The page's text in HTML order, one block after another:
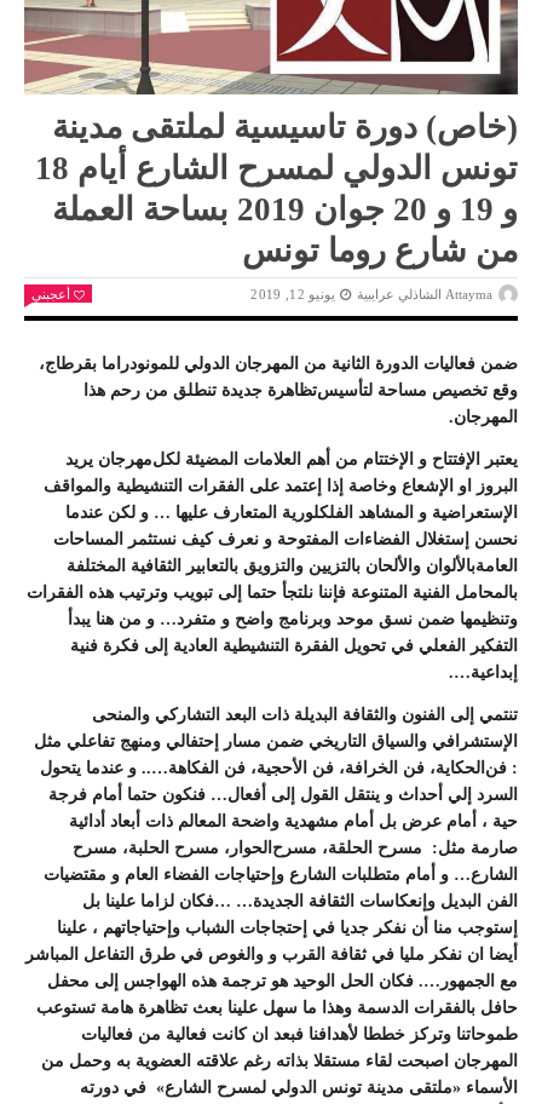
(خاص) دﻭﺭﺓ تاﺳﻴﺴﻴﺔ ﻟﻤﻠﺘﻘﻰ ﻣﺪﻳﻨﺔ
ﺗﻮﻧﺲ ﺍﻟﺪﻭﻟﻲ ﻟﻤﺴﺮﺡ ﺍﻟﺸﺎﺭﻉ ﺃﻳﺎﻡ 18
ﻭ 19 ﻭ 20 جوان 2019 ﺑﺴﺎﺣﺔ ﺍﻟﻌﻤﻠﺔ
من ﺷﺎﺭﻉ ﺭﻭﻣﺎ ﺗﻮﻧﺲ
Attayma الشاذلي عرايبية يونيو 12, 2019 أعجبني
ﺿﻤﻦ ﻓﻌﺎﻟﻴﺎﺕ ﺍﻟﺪﻭﺭﺓ ﺍﻟﺜﺎﻧﻴﺔ ﻣﻦ ﺍﻟﻤﻬﺮﺟﺎﻥ ﺍﻟﺪﻭﻟﻲ ﻟﻠﻤﻮﻧﻮﺩﺭﺍﻣﺎ ﺑﻘﺮﻃﺎﺝ،
ﻭﻗﻊ ﺗﺨﺼﻴﺺ ﻣﺴﺎﺣﺔ ﻟﺘﺄﺳﻴﺲﺗﻈﺎﻫﺮﺓ ﺟﺪﻳﺪﺓ ﺗﻨﻄﻠﻖ ﻣﻦ ﺭﺣﻢ ﻫﺬﺍ
ﺍﻟﻤﻬﺮﺟﺎﻥ.
ﻳﻌﺘﺒﺮ ﺍﻹﻓﺘﺘﺎﺡ ﻭ ﺍﻹﺧﺘﺘﺎﻡ ﻣﻦ ﺃﻫﻢ ﺍﻟﻌﻼﻣﺎﺕ ﺍﻟﻤﻀﻴﺌﺔ ﻟﻜﻞﻣﻬﺮﺟﺎﻥ يريد
البروز
او الإشعاع ﻭﺧﺎصة ﺇﺫﺍ ﺇﻋﺘﻤﺪ ﻋﻠﻰ ﺍﻟﻔﻘﺮﺍﺕ ﺍﻟﺘﻨﺸﻴﻄﻴﺔ ﻭﺍﻟﻤﻮﺍﻗﻒ
ﺍﻹﺳﺘﻌﺮﺍﺿﻴﺔ ﻭ ﺍﻟﻤﺸﺎﻫﺪ ﺍﻟﻔﻠﻜﻠﻮﺭﻳﺔ المتعارف عليها … ﻭ ﻟﻜﻦ ﻋﻨﺪﻣﺎ
ﻧﺤﺴﻦ ﺇﺳﺘﻐﻼﻝ ﺍﻟﻔﻀﺎءﺍﺕ ﺍﻟﻤﻔﺘﻮﺣﺔ ﻭ نعرف كيف نستثمر
ﺍﻟﻤﺴﺎﺣﺎﺕ
ﺍﻟﻌﺎﻣﺔبالألوان والألحان بالتزيين والتزويق ﺑﺎﻟﺘﻌﺎﺑﻴﺮ ﺍﻟﺜﻘﺎﻓﻴﺔ ﺍﻟﻤﺨﺘﻠﻔﺔ
باﻟﻤﺤﺎﻣﻞ ﺍﻟﻔﻨﻴﺔ ﺍﻟﻤﺘﻨﻮﻋﺔ ﻓﺈﻧﻨﺎ ﻧﻠﺘﺠﺄ ﺣﺘﻤﺎ ﺇﻟﻰ ﺗﺒﻮﻳﺐ وترتيب ﻫﺬﻩ ﺍﻟﻔﻘﺮﺍﺕ
وتنظيمها ﺿﻤﻦ ﻧﺴﻖ ﻣﻮﺣﺪ ﻭﺑﺮﻧﺎﻣﺞ واضح و ﻣﺘﻔﺮﺩ… ﻭ ﻣﻦ ﻫﻨﺎ ﻳﺒﺪﺃ
التفكير
الفعلي في ﺗﺤﻮﻳﻞ ﺍﻟﻔﻘﺮﺓ ﺍﻟﺘﻨﺸﻴﻄﻴﺔ العادية ﺇﻟﻰ ﻓﻜﺮﺓ فنية
ﺇﺑﺪﺍﻋﻴﺔ….
ﺗﻨﺘﻤﻲ ﺇﻟﻰ ﺍﻟﻔﻨﻮﻥ والثقافة ﺍﻟﺒﺪﻳﻠﺔ ﺫﺍﺕ ﺍﻟﺒﻌﺪ التشاركي والمنحى
الإستشرافي والسياق التاريخي ضمن مسار إحتفالي ومنهج تفاﻋﻠﻲ ﻣﺜﻞ
: ﻓﻦﺍﻟﺤﻜﺎﻳﺔ، ﻓﻦ ﺍﻟﺨﺮﺍﻓﺔ، ﻓﻦ ﺍﻷﺣﺠﻴﺔ، ﻓﻦ ﺍﻟﻔﻜﺎﻫﺔ….. ﻭ ﻋﻨﺪﻣﺎ ﻳﺘﺤﻮﻝ
ﺍﻟﺴﺮﺩ ﺇﻟﻲ أﺣﺪاﺙ ﻭ ﻳﻨﺘﻘﻞ ﺍﻟﻘﻮﻝ ﺇﻟﻰ أفعال… ﻓﻨﻜﻮﻥ حتما ﺃﻣﺎﻡ فرجة
حية ، أمام عرض بل أمام ﻣﺸﻬﺪﻳﺔ واضحة المعالم ﺫﺍﺕ ﺃﺑﻌﺎﺩ ﺃﺩﺍﺋﻴﺔ
صارمة ﻣﺜﻞ: ﻣﺴﺮﺡ ﺍﻟﺤﻠﻘﺔ، ﻣﺴﺮﺡﺍﻟﺤﻮﺍﺭ، ﻣﺴﺮﺡ ﺍﻟﺤﻠﺒﺔ، ﻣﺴﺮﺡ
ﺍﻟﺸﺎﺭﻉ… ﻭ ﺃﻣﺎﻡ ﻣﺘﻄﻠﺒﺎﺕ الشارع وإحتياجات ﺍﻟﻔﻀﺎء ﺍﻟﻌﺎﻡ ﻭ ﻣﻘﺘﻀﻴﺎﺕ
ﺍﻟﻔﻦ ﺍﻟﺒﺪﻳﻞ ﻭﺇﻧﻌﻜﺎﺳﺎﺕ ﺍﻟﺜﻘﺎﻓﺔ ﺍﻟﺠﺪﻳﺪﺓ… …فكان لزاما علينا بل
ﺇﺳﺘﻮﺟﺐ منا أن نفكر جديا ﻓﻲ إحتجاجات الشباب وإحتياجاتهم ، علينا
أيضا ان نفكر مليا في ﺛﻘﺎﻓﺔ ﺍﻟﻘﺮﺏ ﻭ والغوص في طرق ﺍﻟﺘﻔﺎﻋﻞ ﺍﻟﻤﺒﺎﺷﺮ
ﻣﻊ ﺍﻟﺠﻤﻬﻮﺭ …. فكان الحل الوحيد هو ترجمة هذه الهواجس إلى محفل
حافل بالفقرات الدسمة وهذا ما سهل علينا ﺑﻌﺚ ﺗﻈﺎﻫﺮﺓ ﻫﺎﻣﺔ تستوعب
طموحاتنا وتركز خططا لأهدافنا فبعد ان كانت فعالية من فعاليات
المهرجان اصبحت لقاء مستقلا بذاته رغم علاقته العضوية به وحمل من
الأسماء «ﻣﻠﺘﻘﻰ ﻣﺪﻳﻨﺔ ﺗﻮﻧﺲ ﺍﻟﺪﻭﻟﻲ ﻟﻤﺴﺮﺡ ﺍﻟﺸﺎﺭﻉ» ﻓﻲ ﺩﻭﺭﺗﻪ